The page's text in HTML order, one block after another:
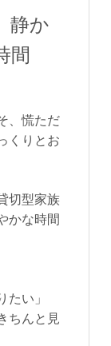
静か
間
、慌ただ
くりとお
切型家族
かな時間
たい」
ちんと見